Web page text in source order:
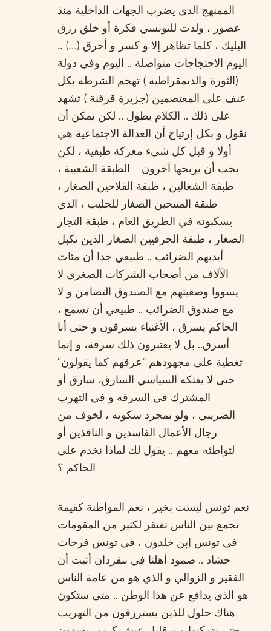
الممنهج الذي يضرب الجهات الداخلية منذ
عصور ، ولدت للتونسي فكرة أو خلق رزق
البليك ، كلما تظاهر إلا و كسر و أحرق (…) ..
اليوم الاحتجاجات متواصلة .. اليوم وفي دولة
(الثورة والديمقراطية ) تهجم الشرطة بكل
عنف على المعتصمين (جزيرة قرقنة ) تشهد
على ذلك .. الكلام يطول .. لكن يمكن أن
نقول و بكل إرتياح أن العدالة الاجتماعية هي
أولا و قبل كل شيء معركة طبقية ، لكن
يجب أن يربحها آخرون – الطبقة الشعبية ،
طبقة الشغالين ، طبقة الفلاحين الصغار ،
طبقة المنتجين الصغار للحليب ، الذي
يسكبونه في الطريق العام ، طبقة التجار
الصغار ، طبقة الحرفيين الصغار الذين تكبل
أيديهم الضرائب .. طبيعي جدا أن مئات
الآلاف من أصحاب الشركات الصغرى لا
يسووا وضعيتهم مع الصندوق التضامن و لا
مع صندوق الضرائب .. طبيعي أن تسمع ،
الحاكم يسرق ، الأغنياء يسرقون و حتى أنا
أسرق.. بل لا يعتبرون ذلك سرقة، و إنما
تغطية على مجهودهم “عرقهم كما يقولون”
حتى لا يفتكه السياسي السارق، سارق أو
المشترك في السرقة و في التهرب
الضريبي ، ولو بمجرد سكوته ، لخوف من
رجال الأعمال الفاسدين و النافذين أو
لتواطئه معهم .. يقول لك لماذا نخدم على
الحاكم ؟
نعم تونس ليست بخير ، نعم المواطنة كقيمة
تجمع بين الناس تفتقر لكثير من المقومات
في تونس إبن خلدون ، في تونس فرحات
حشاد .. صمود أهلنا في بنقردان أثبت أن
الفقير و الزوالي و الذي هو من عامة الناس
هو الذي يدافع عن هذا الوطن .. متى ستكون
هناك حلول للذين يسترزقون من التهريب